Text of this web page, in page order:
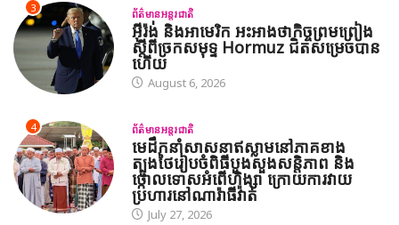
3 ព័ត៌មានអន្តរជាតិ
អ៊ីរ៉ង់ និងអាមេរិក អះអាងថាកិច្ចព្រមព្រៀង
ស្តីពីច្រកសមុទ្ទ Hormuz ជិតសម្រេចបាន
ហើយ
August 6, 2026
4 ព័ត៌មានអន្តរជាតិ
មេដឹកនាំសាសនាឥស្លាមនៅភាគខាង
ត្បូងថៃរៀបចំពិធីបួងសួងសន្តិភាព និង
ថ្កោលទោសអំពើហិង្សា ក្រោយការវាយ
ប្រហារនៅណារ៉ាធីវ៉ាត់
July 27, 2026